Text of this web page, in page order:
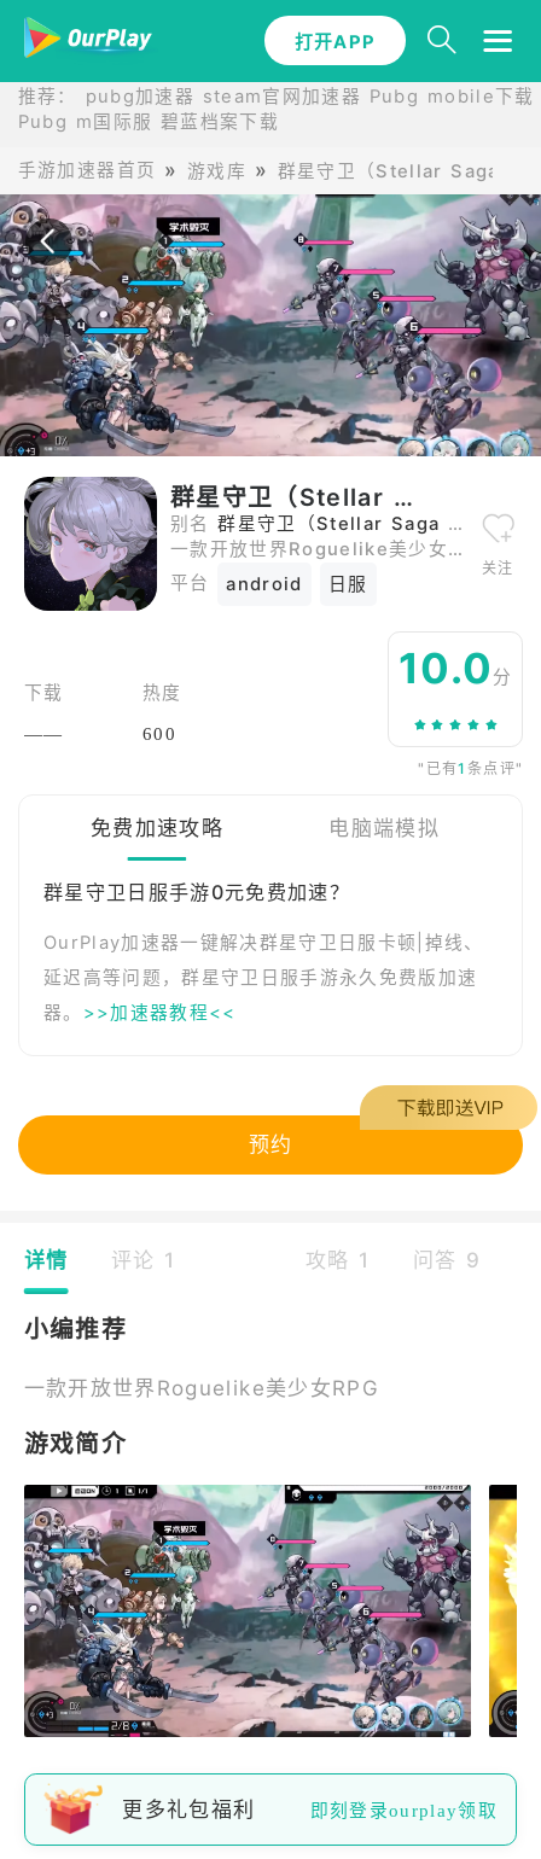
打开APP
推荐： pubg加速器 steam官网加速器 Pubg mobile下载
Pubg m国际服 碧蓝档案下载
手游加速器首页 游戏库 群星守卫（Stellar Saga 日
打开APP
群星守卫（Stellar Saga 日服）
别名群星守卫（Stellar Saga 日服） 群星守卫
一款开放世界Roguelike美少女RPG
平台
android 日服
关注
下载
——
热度
600
10.0 分
"已有1 条点评"
免费加速攻略 电脑端模拟
群星守卫日服手游0元免费加速？
OurPlay加速器一键解决群星守卫日服卡顿|掉线、
延迟高等问题，群星守卫日服手游永久免费版加速
器。 >>加速器教程<<
预约
详情 评论 1 攻略 1 问答 9
小编推荐
一款开放世界Roguelike美少女RPG
游戏简介
更多礼包福利 即刻登录ourplay领取